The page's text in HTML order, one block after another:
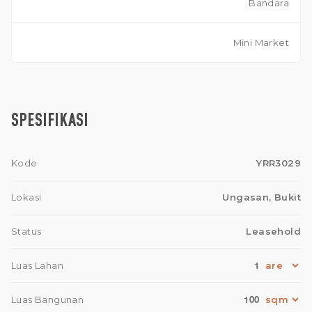
Bandara
Mini Market
SPESIFIKASI
Kode YRR3029
Lokasi Ungasan, Bukit
Status Leasehold
Luas Lahan 1
Luas Bangunan 100